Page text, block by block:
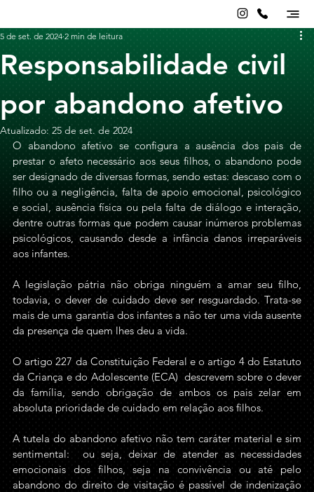
Responsabilidade civil
por abandono afetivo
5 de set. de 2024 2 min de leitura
Atualizado: 25 de set. de 2024
O abandono afetivo se configura a ausência dos pais de
prestar o afeto necessário aos seus filhos, o abandono pode
ser designado de diversas formas, sendo estas: descaso com o
filho ou a negligência, falta de apoio emocional, psicológico
e social, ausência física ou pela falta de diálogo e interação,
dentre outras formas que podem causar inúmeros problemas
psicológicos, causando desde a infância danos irreparáveis
aos infantes.
A legislação pátria não obriga ninguém a amar seu filho,
todavia, o dever de cuidado deve ser resguardado. Trata-se
mais de uma garantia dos infantes a não ter uma vida ausente
da presença de quem lhes deu a vida.
O artigo 227 da Constituição Federal e o artigo 4 do Estatuto
da Criança e do Adolescente (ECA)  descrevem sobre o dever
da família, sendo obrigação de ambos os pais zelar em
absoluta prioridade de cuidado em relação aos filhos.
A tutela do abandono afetivo não tem caráter material e sim
sentimental:  ou seja, deixar de atender as necessidades
emocionais dos filhos, seja na convivência ou até pelo
abandono do direito de visitação é passível de indenização